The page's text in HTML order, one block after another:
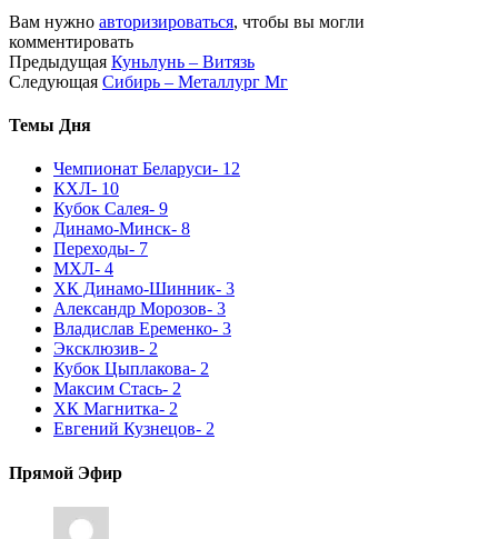
Вам нужно авторизироваться, чтобы вы могли
комментировать
Предыдущая Куньлунь – Витязь
Следующая Сибирь – Металлург Мг
Темы Дня
Чемпионат Беларуси- 12
КХЛ- 10
Кубок Салея- 9
Динамо-Минск- 8
Переходы- 7
МХЛ- 4
ХК Динамо-Шинник- 3
Александр Морозов- 3
Владислав Еременко- 3
Эксклюзив- 2
Кубок Цыплакова- 2
Максим Стась- 2
ХК Магнитка- 2
Евгений Кузнецов- 2
Прямой Эфир